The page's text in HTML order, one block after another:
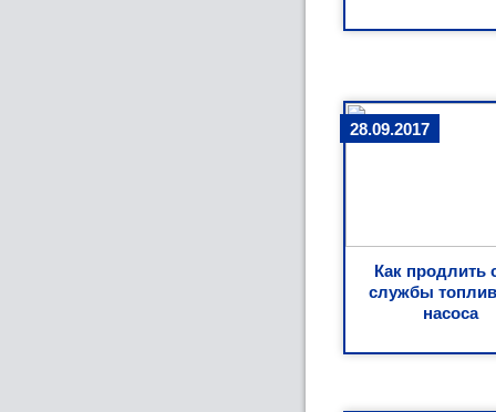
28.09.2017
Как продлить
службы
насоса